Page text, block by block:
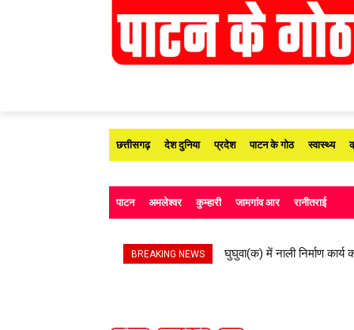
छत्तीसगढ़ देश दुनिया प्रदेश पाटन के गोठ स्वास्थ्य
पाटन अमलेश्वर कुम्हारी जामगांव आर रानीतराई
BREAKING NEWS घुघुवा(क) में नाली निर्माण कार्य
स्काउट गाइड के बच्चों ने रैली